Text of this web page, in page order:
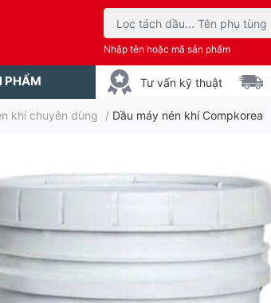
Nhập tên hoặc mã sản phẩm
PHẨM Tư vấn kỹ thuật
khí chuyên dùng / Dầu máy nén khí Compkorea